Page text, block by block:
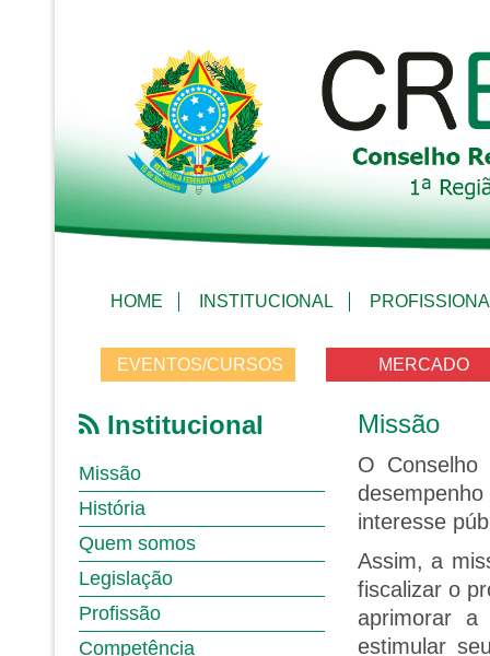
HOME INSTITUCIONAL
EVENTOS/CURSOS MERCADO
Institucional
Missão
História
Quem somos
Legislação
Profissão
Competência
Missão
O Conselho
interesse
Assim, a
fiscalizar o
aprimorar a
estimular